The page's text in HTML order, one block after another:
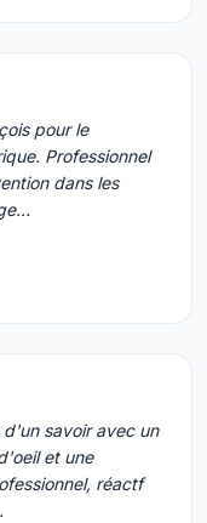
pour le
Professionnel
dans les
savoir avec un
et une
réactf